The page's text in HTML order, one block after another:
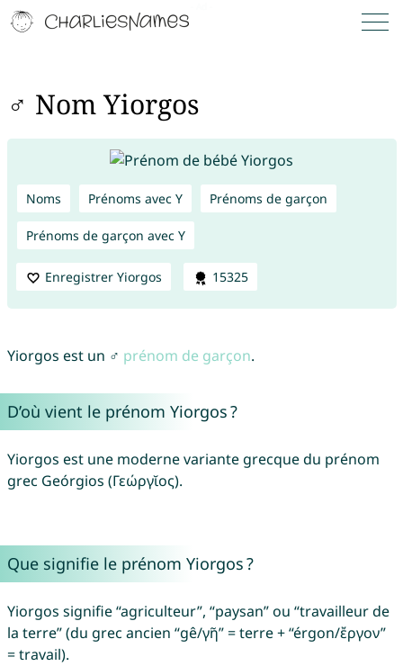
♂ Nom Yiorgos
Noms Prénoms avec Y Prénoms de garçon
Prénoms de garçon avec Y
Enregistrer Yiorgos 15325
Yiorgos est un ♂ prénom de garçon.
D’où vient le prénom Yiorgos ?
Yiorgos est une moderne variante grecque du prénom
grec Geórgios (Γεώργῐος).
Que signifie le prénom Yiorgos ?
Yiorgos signifie “agriculteur”, “paysan” ou “travailleur de
la terre” (du grec ancien “gê/γῆ” = terre + “érgon/ἔργον”
= travail).